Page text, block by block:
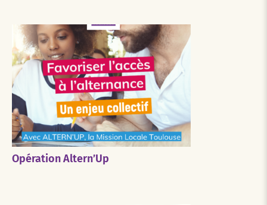
Opération Altern’Up